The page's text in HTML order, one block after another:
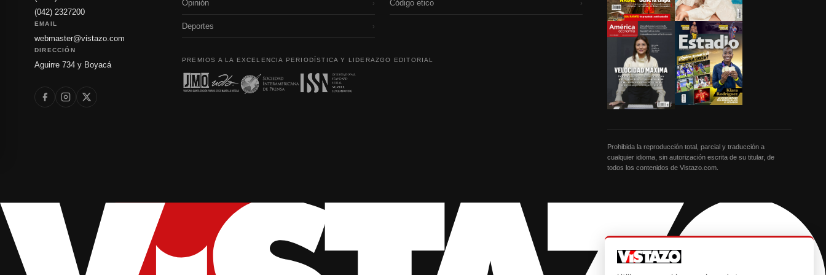
(042) 2327200
EMAIL
webmaster@vistazo.com
DIRECCIÓN
Aguirre 734 y Boyacá
Opinión ›
Deportes ›
Código etico ›
PREMIOS A LA EXCELENCIA PERIODÍSTICA Y LIDERAZGO EDITORIAL
Prohibida la reproducción total, parcial y traducción a
cualquier idioma, sin autorización escrita de su titular, de
todos los contenidos de Vistazo.com.